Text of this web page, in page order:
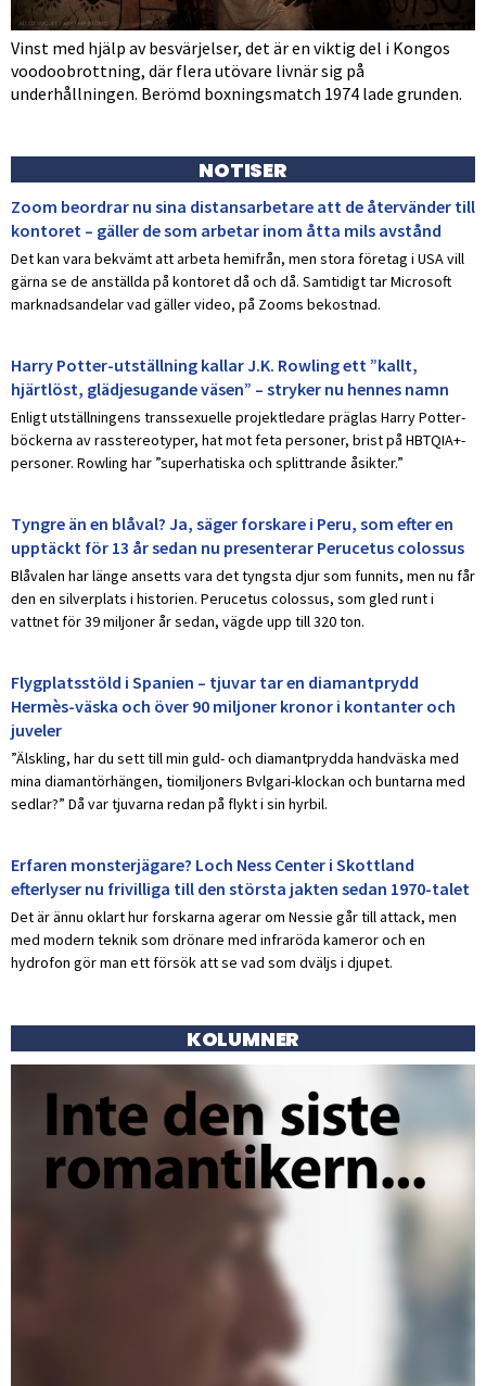
Vinst med hjälp av besvärjelser, det är en viktig del i Kongos
voodoobrottning, där flera utövare livnär sig på
underhållningen. Berömd boxningsmatch 1974 lade grunden.
NOTISER
Zoom beordrar nu sina distansarbetare att de återvänder till
kontoret – gäller de som arbetar inom åtta mils avstånd
Det kan vara bekvämt att arbeta hemifrån, men stora företag i USA vill
gärna se de anställda på kontoret då och då. Samtidigt tar Microsoft
marknadsandelar vad gäller video, på Zooms bekostnad.
Harry Potter-utställning kallar J.K. Rowling ett ”kallt,
hjärtlöst, glädjesugande väsen” – stryker nu hennes namn
Enligt utställningens transsexuelle projektledare präglas Harry Potter-
böckerna av rasstereotyper, hat mot feta personer, brist på HBTQIA+-
personer. Rowling har ”superhatiska och splittrande åsikter.”
Tyngre än en blåval? Ja, säger forskare i Peru, som efter en
upptäckt för 13 år sedan nu presenterar Perucetus colossus
Blåvalen har länge ansetts vara det tyngsta djur som funnits, men nu får
den en silverplats i historien. Perucetus colossus, som gled runt i
vattnet för 39 miljoner år sedan, vägde upp till 320 ton.
Flygplatsstöld i Spanien – tjuvar tar en diamantprydd
Hermès-väska och över 90 miljoner kronor i kontanter och
juveler
”Älskling, har du sett till min guld- och diamantprydda handväska med
mina diamantörhängen, tiomiljoners Bvlgari-klockan och buntarna med
sedlar?” Då var tjuvarna redan på flykt i sin hyrbil.
Erfaren monsterjägare? Loch Ness Center i Skottland
efterlyser nu frivilliga till den största jakten sedan 1970-talet
Det är ännu oklart hur forskarna agerar om Nessie går till attack, men
med modern teknik som drönare med infraröda kameror och en
hydrofon gör man ett försök att se vad som dväljs i djupet.
KOLUMNER